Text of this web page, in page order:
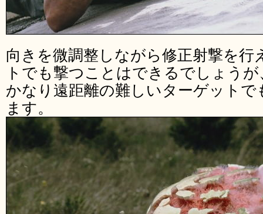
向きを微調整しながら修正射撃を
トでも撃つことはできるでしょう
かなり遠距離の難しいターゲットで
ます。